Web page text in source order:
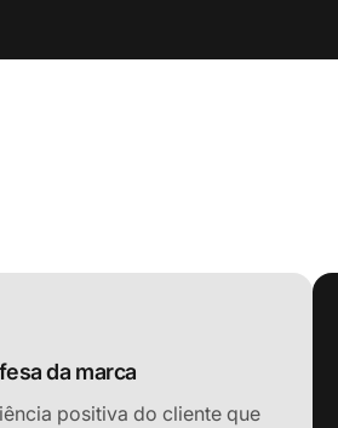
da marca
positiva do cliente que